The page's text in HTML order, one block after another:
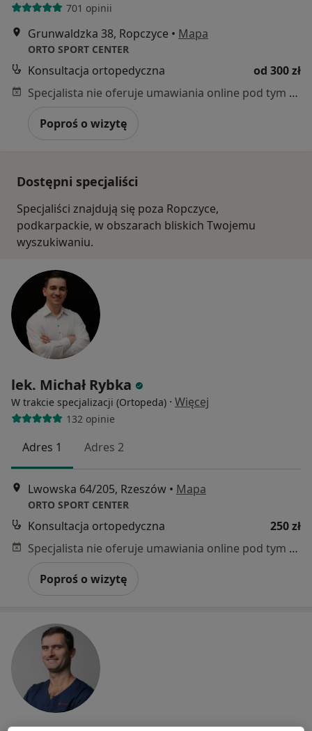
701 opinii
Grunwaldzka 38, Ropczyce • Mapa
ORTO SPORT CENTER
Konsultacja ortopedyczna
od 300 zł
Specjalista nie oferuje umawiania online pod tym adresem.
Poproś o wizytę
Dostępni specjaliści
Specjaliści znajdują się poza Ropczyce,
podkarpackie, w obszarach bliskich Twojemu
wyszukiwaniu.
lek. Michał Rybka
W trakcie specjalizacji (Ortopeda) · Więcej
132 opinie
Adres 1 Adres 2
Lwowska 64/205, Rzeszów • Mapa
ORTO SPORT CENTER
Konsultacja ortopedyczna
250 zł
Specjalista nie oferuje umawiania online pod tym adresem.
Poproś o wizytę